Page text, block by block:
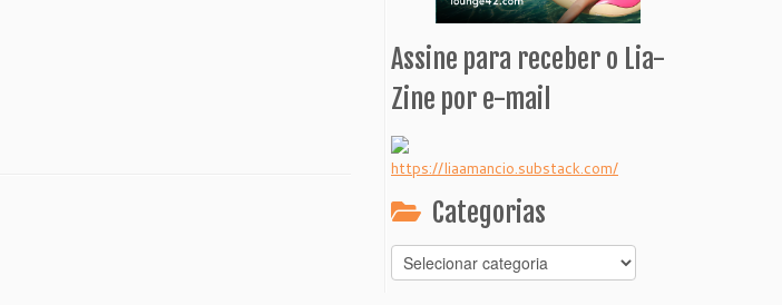
Assine para receber o Lia-
Zine por e-mail
https://liaamancio.substack.com/
Categorias
Categorias